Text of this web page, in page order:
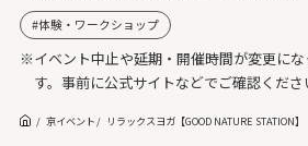
体験・ワークショップ
※イベント中止や延期・開催時間が変更にな
す。事前に公式サイトなどでご確認くださ
京イベント リラックスヨガ【GOOD NATURE STATION】